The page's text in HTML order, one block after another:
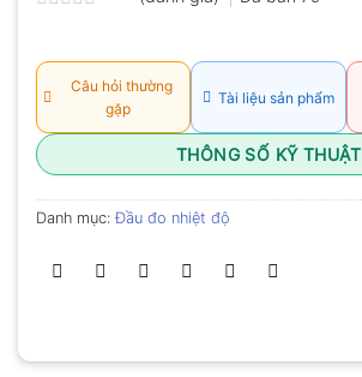
hạng
5
sao
Câu hỏi thường
gặp
Tài liệu sản phẩm
THÔNG SỐ KỸ THUẬT
Danh mục:Đầu đo nhiệt độ